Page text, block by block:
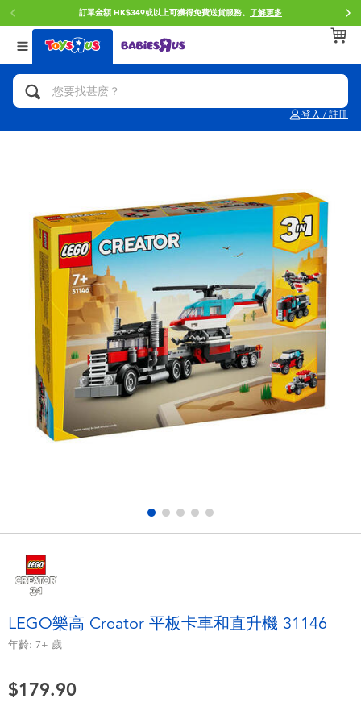
訂單金額 HK$349或以上可獲得免費送貨服務。 了解更多
登入 / 註冊
返回
分類目錄
人氣英雄,角色扮演,射擊玩具
玩具車,貨車,火車及遙控系列
手工藝,文具,蠟筆,泥膠,畫板
娃娃, 芭比,收藏公仔
電子玩具
遊戲及拼圖系列
毛毛公仔玩具
夏日用品
返回
品牌
Brunch Brother 早午餐兄弟
Mini Brands
Play-Doh培樂多
Pokemon寶可夢
playpop
LEGO樂高
返回
年齢
0~2歳
8~11歳
12~14歳
14歳以上
LEGO樂高 Creator 平板卡車和直升機 31146
年齡: 7+ 歲
$179.90